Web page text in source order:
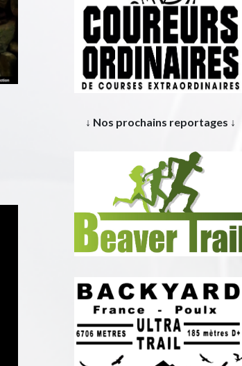
↓ Nos prochains reportages ↓